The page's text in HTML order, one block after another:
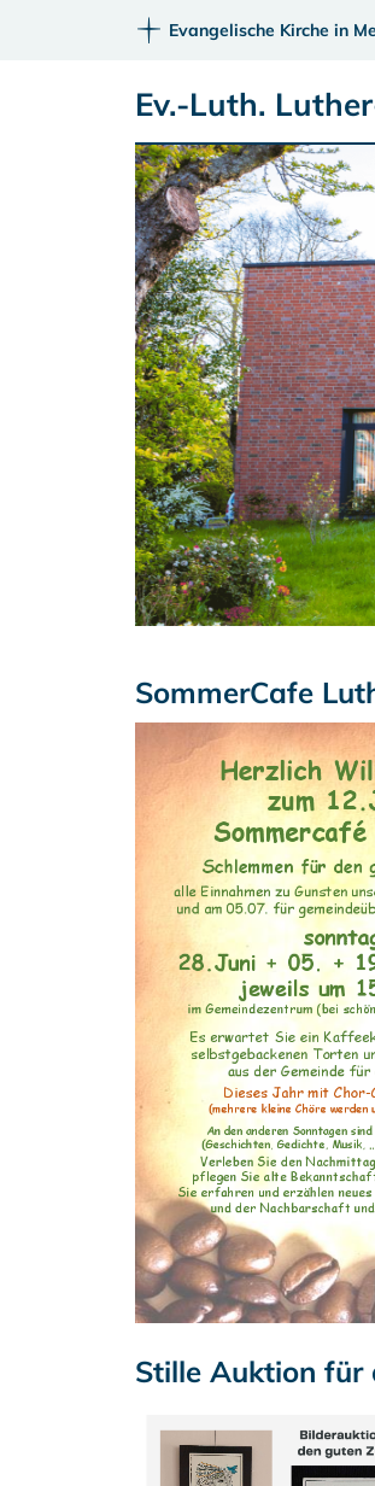
Evangelische Kirche in
Ev.-Luth.
SommerCafe
Stille Auktion für